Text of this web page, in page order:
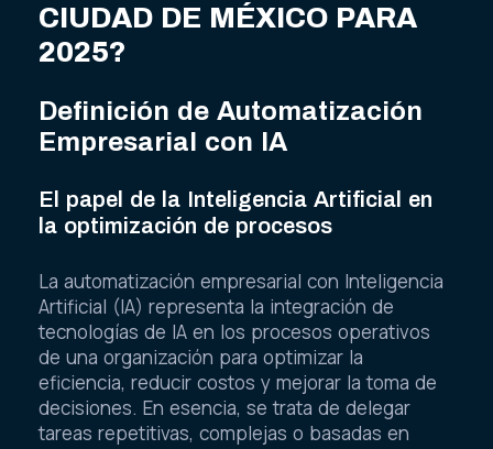
CIUDAD DE MÉXICO PARA
2025?
Definición de Automatización
Empresarial con IA
El papel de la Inteligencia Artificial en
la optimización de procesos
La automatización empresarial con Inteligencia
Artificial (IA) representa la integración de
tecnologías de IA en los procesos operativos
de una organización para optimizar la
eficiencia, reducir costos y mejorar la toma de
decisiones. En esencia, se trata de delegar
tareas repetitivas, complejas o basadas en